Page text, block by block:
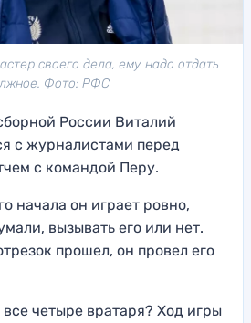
своего дела, ему надо отдать
Фото: РФС
России Виталий
с журналистами перед
с командой Перу.
начала он играет ровно,
вызывать его или нет.
прошел, он провел его
все четыре вратаря? Ход игры